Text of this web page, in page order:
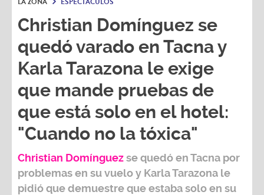
Christian Domínguez se
quedó varado en Tacna y
Karla Tarazona le exige
que mande pruebas de
que está solo en el hotel:
"Cuando no la tóxica"
Christian Domínguezse quedó en Tacna por
problemas en su vuelo y Karla Tarazona le
pidió que demuestre que estaba solo en su